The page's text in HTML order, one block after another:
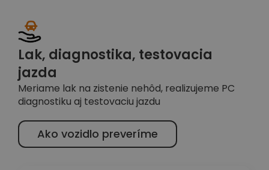
Lak, diagnostika, testovacia
jazda
Meriame lak na zistenie nehôd, realizujeme PC
diagnostiku aj testovaciu jazdu
Ako vozidlo preveríme